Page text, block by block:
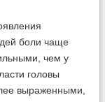
боли чаще
чем у
головы
выраженными,